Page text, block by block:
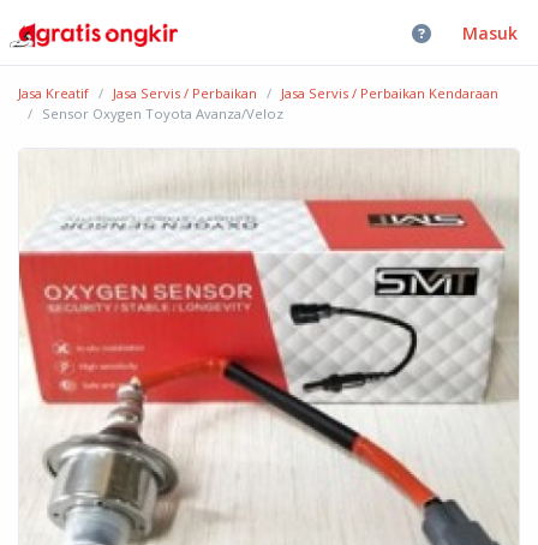
Masuk
Jasa Kreatif Jasa Servis / Perbaikan
Jasa Servis / Perbaikan Kendaraan
Sensor Oxygen Toyota Avanza/Veloz